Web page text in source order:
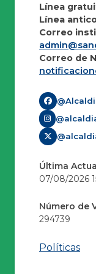
Línea
Línea
Correo
Correo de
Última
07/08/2026
Número de
294739
Políticas